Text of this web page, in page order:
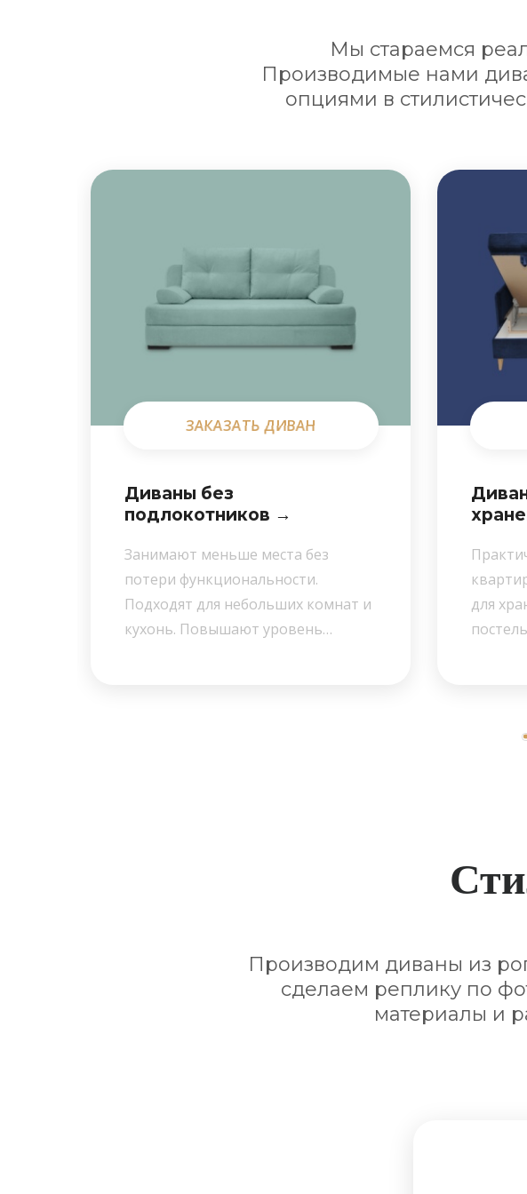
Мы стараемся
Производимые нами
опциями в
ЗАКАЗАТЬ ДИВАН
ЗАКАЗАТЬ ДИВАН
Диваны без
подлокотников →
Занимают меньше места без
потери функциональности.
Подходят для небольших комнат и
кухонь. Повышают уровень…
для
Производим диваны из
сделаем реплику по
материалы и